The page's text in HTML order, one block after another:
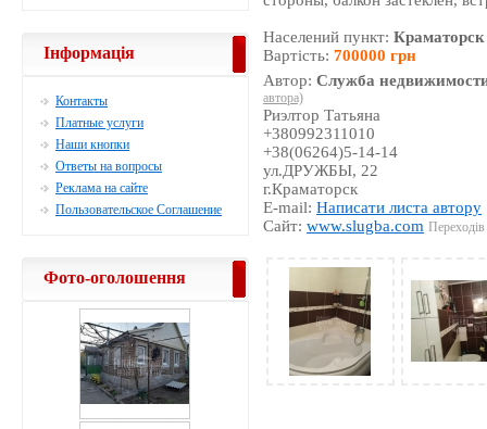
Населений пункт:Краматорск
Вартість:700000 грн
Автор:Служба
автора)
Риэлтор Татьяна
+380992311010
+38(06264)5-14-14
ул.ДРУЖБЫ, 22
г.Краматорск
E-mail:Написати листа автору
Сайт:www.slugba.com
Інформація
Контакты
Платные услуги
Наши кнопки
Ответы на вопросы
Реклама на сайте
Пользовательское Соглашение
Фото-оголошення